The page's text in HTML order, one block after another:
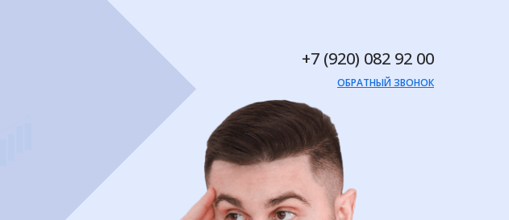
+7 (920) 082 92 00
ОБРАТНЫЙ ЗВОНОК